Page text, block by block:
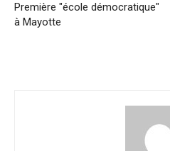
Première "école démocratique"
à Mayotte